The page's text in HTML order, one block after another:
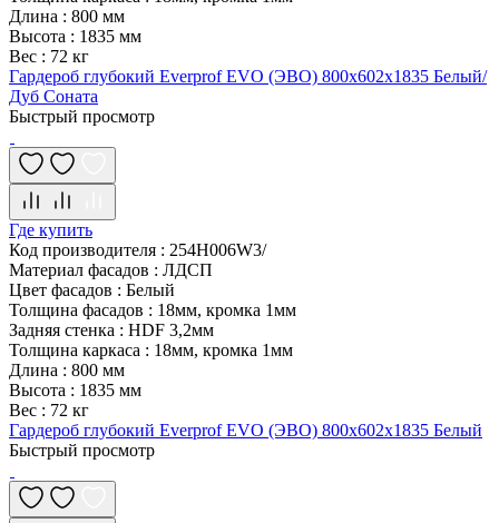
Длина : 800 мм
Высота : 1835 мм
Вес : 72 кг
Гардероб глубокий Everprof EVO (ЭВО) 800х602x1835 Белый/
Дуб Соната
Быстрый просмотр
Где купить
Код производителя : 254H006W3/
Материал фасадов : ЛДСП
Цвет фасадов : Белый
Толщина фасадов : 18мм, кромка 1мм
Задняя стенка : HDF 3,2мм
Толщина каркаса : 18мм, кромка 1мм
Длина : 800 мм
Высота : 1835 мм
Вес : 72 кг
Гардероб глубокий Everprof EVO (ЭВО) 800х602x1835 Белый
Быстрый просмотр